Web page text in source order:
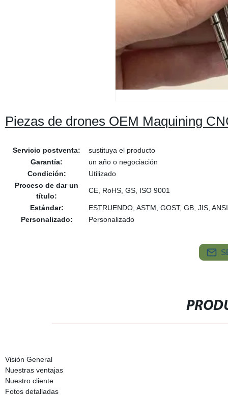
Piezas de drones OEM Maquining
Servicio postventa:
sustituya el producto
Garantía:
un año o negociación
Condición:
Utilizado
Proceso de dar un
título:
CE, RoHS, GS, ISO 9001
Estándar:
ESTRUENDO, ASTM, GOST, GB, JIS,
Personalizado:
Personalizado
Visión General
Nuestras ventajas
Nuestro cliente
Fotos detalladas